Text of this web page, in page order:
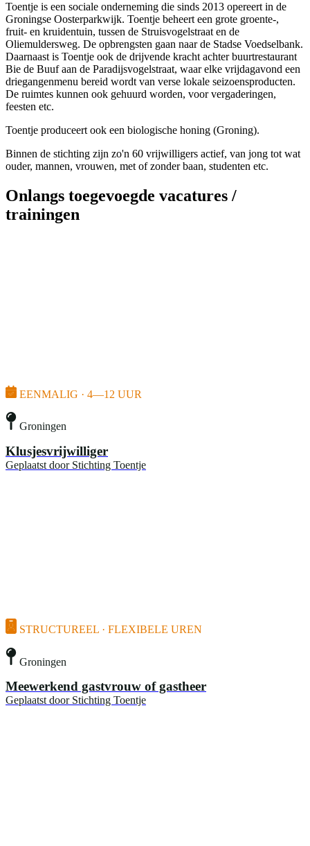
Toentje is een sociale onderneming die sinds 2013 opereert in de
Groningse Oosterparkwijk. Toentje beheert een grote groente-,
fruit- en kruidentuin, tussen de Struisvogelstraat en de
Oliemuldersweg. De opbrengsten gaan naar de Stadse Voedselbank.
Daarnaast is Toentje ook de drijvende kracht achter buurtrestaurant
Bie de Buuf aan de Paradijsvogelstraat, waar elke vrijdagavond een
driegangenmenu bereid wordt van verse lokale seizoensproducten.
De ruimtes kunnen ook gehuurd worden, voor vergaderingen,
feesten etc.
Toentje produceert ook een biologische honing (Groning).
Binnen de stichting zijn zo'n 60 vrijwilligers actief, van jong tot wat
ouder, mannen, vrouwen, met of zonder baan, studenten etc.
Onlangs toegevoegde vacatures /
trainingen
EENMALIG · 4—12 UUR
Groningen
Klusjesvrijwilliger
Geplaatst door Stichting Toentje
STRUCTUREEL · FLEXIBELE UREN
Groningen
Meewerkend gastvrouw of gastheer
Geplaatst door Stichting Toentje